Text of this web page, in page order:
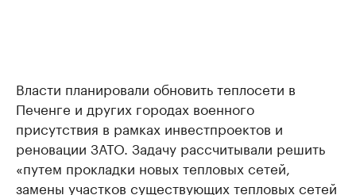
Власти планировали обновить теплосети в
Печенге и других городах военного
присутствия в рамках инвестпроектов и
реновации ЗАТО. Задачу рассчитывали решить
«путем прокладки новых тепловых сетей,
замены участков существующих тепловых сетей